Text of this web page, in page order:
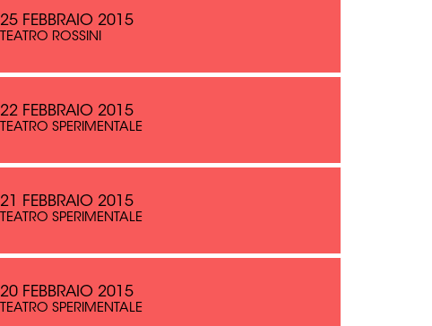
25 FEBBRAIO 2015
TEATRO ROSSINI
22 FEBBRAIO 2015
TEATRO SPERIMENTALE
21 FEBBRAIO 2015
TEATRO SPERIMENTALE
20 FEBBRAIO 2015
TEATRO SPERIMENTALE